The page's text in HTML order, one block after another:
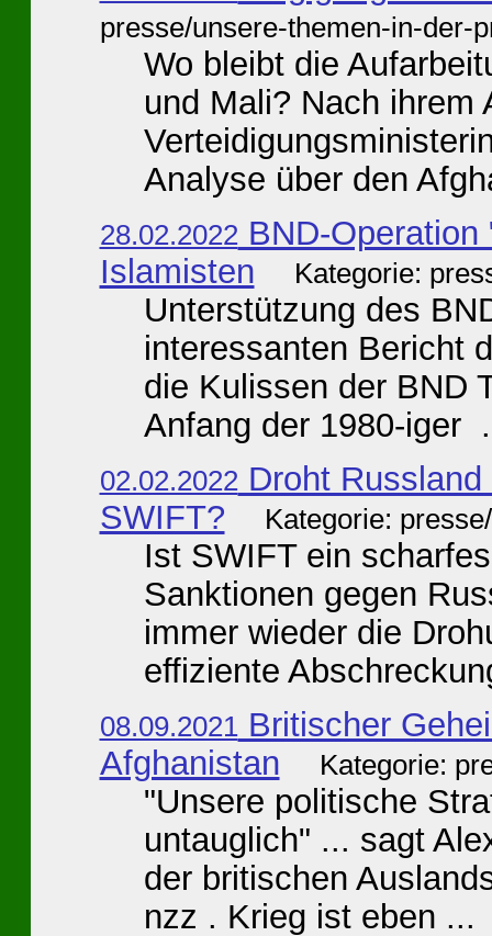
presse/unsere-themen-in-der-
Wo bleibt die
und Mali? Nach ihrem
Analyse über den
28.02.2022 BND-
Islamisten
Kategorie:
Unterstützung des
interessanten Bericht
die Kulissen der BND
Anfang der 1980-iger
02.02.2022 Droht
SWIFT?
Kategorie:
Ist SWIFT ein
Sanktionen gegen
immer wieder die
effiziente
08.09.2021 Britischer
Afghanistan
Kategorie:
"Unsere politische
untauglich" ... sagt
der britischen
nzz . Krieg ist eben ...